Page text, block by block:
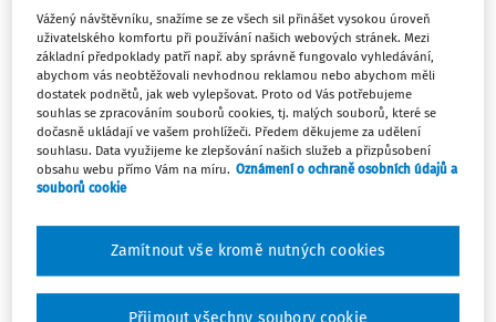
48/1982 Sb., kterou se stanoví základní požadavky k
zajištění bezpečnosti práce a technických zařízení, ve
znění pozdějších předpisů (§ 110 až 117), vyhláška
Ministerstva vnitra č.87/2000 Sb., kterou se stanoví
podmínky požární bezpečnosti při svařování a nahřívání
živic v tavných nádobách aČSN 05 0601:1993Zváranie.
Bezpečnostné ustanovenia pre zváranie kovov. Prevádzka.
ČSN 05 0610:1993Zváranie. Bezpečnostné
ustanovenia pre plameňové zváranie kovov a rezanie
kovov aČSN 05 0630:1993Zváranie. Bezpečnostné
Vážený návštěvníku, snažíme se ze všech sil přinášet vysokou úroveň
uživatelského komfortu při používání našich webových stránek. Mezi
základní předpoklady patří např. aby správně fungovalo vyhledávání,
abychom vás neobtěžovali nevhodnou reklamou nebo abychom měli
dostatek podnětů, jak web vylepšovat. Proto od Vás potřebujeme
souhlas se zpracováním souborů cookies, tj. malých souborů, které se
dočasně ukládají ve vašem prohlížeči. Předem děkujeme za udělení
souhlasu. Data využijeme ke zlepšování našich služeb a přizpůsobení
obsahu webu přímo Vám na míru. Oznámení o ochraně osobních údajů a
souborů cookie
Zamítnout vše kromě nutných cookies